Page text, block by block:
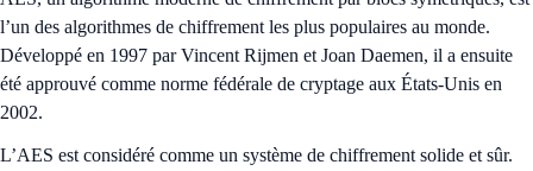
l’un des algorithmes de chiffrement les plus populaires au monde.
Développé en 1997 par Vincent Rijmen et Joan Daemen, il a ensuite
été approuvé comme norme fédérale de cryptage aux États-Unis en
2002.
L’AES est considéré comme un système de chiffrement solide et sûr.